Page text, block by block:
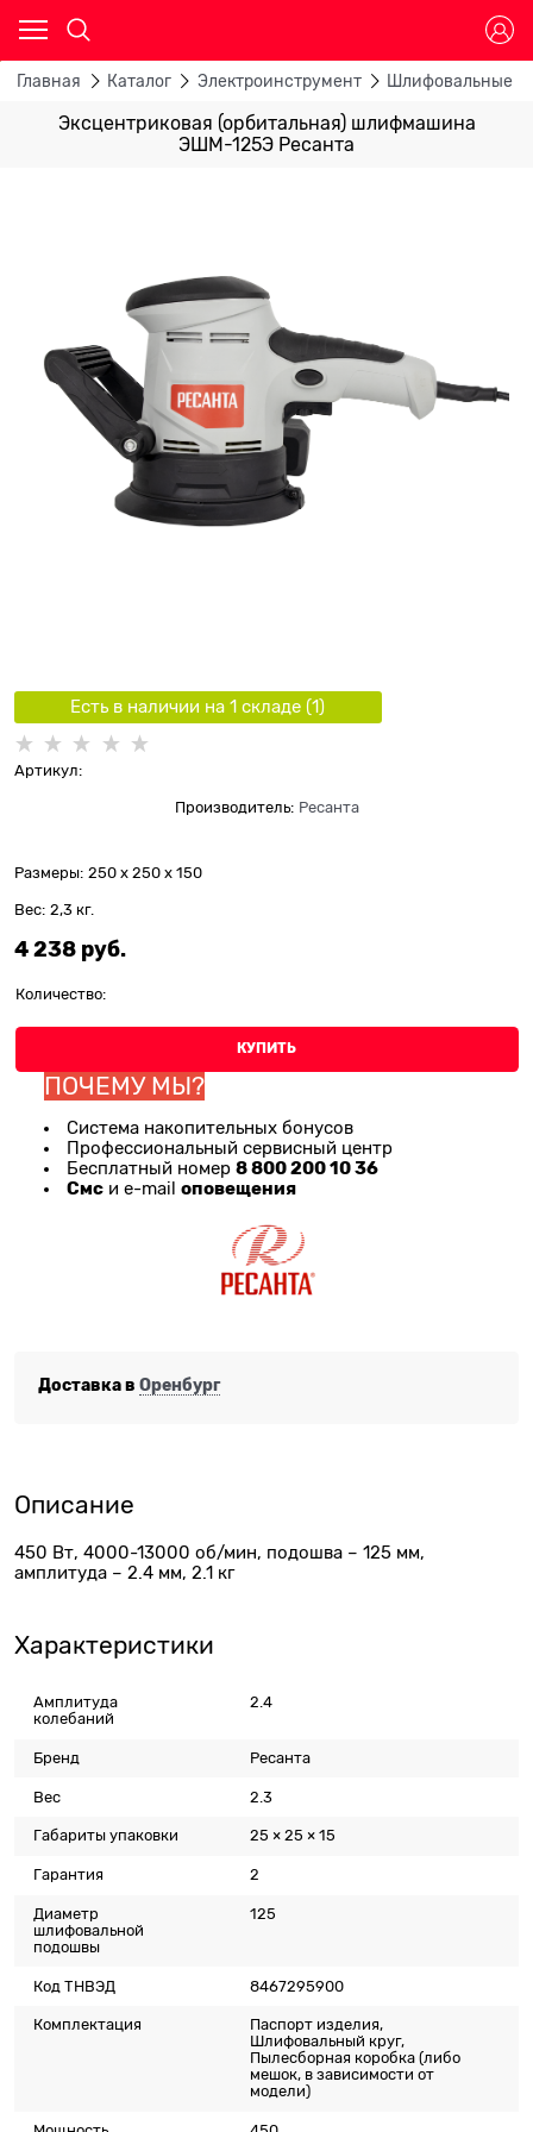
Главная Каталог Электроинструмент Шлифовальные
Эксцентриковая (орбитальная) шлифмашина
ЭШМ-125Э Ресанта
Есть в наличии на 1 складe (1)
Артикул:
Производитель: Ресанта
Размеры: 250 x 250 x 150
Вес: 2,3 кг.
4 238 руб.
Количество:
КУПИТЬ
ПОЧЕМУ МЫ?
Система накопительных бонусов
Профессиональный сервисный центр
Бесплатный номер 8 800 200 10 36
Смс и e-mail оповещения
Доставка в Оренбург
Описание
450 Вт, 4000-13000 об/мин, подошва – 125 мм,
амплитуда – 2.4 мм, 2.1 кг
Характеристики
Амплитуда
колебаний
2.4
Бренд Ресанта
Вес 2.3
Габариты упаковки 25 × 25 × 15
Гарантия 2
Диаметр
шлифовальной
подошвы
125
Код ТНВЭД 8467295900
Комплектация
Паспорт изделия,
Шлифовальный круг,
Пылесборная коробка (либо
мешок, в зависимости от
модели)